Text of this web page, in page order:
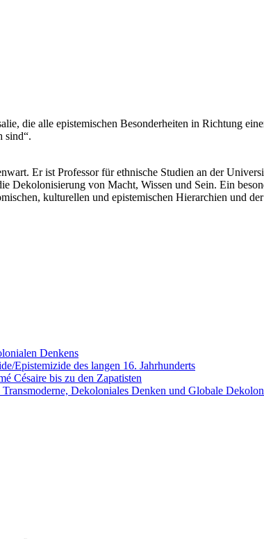
die alle epistemischen Besonderheiten in Richtung
sind“.
Er ist Professor für ethnische Studien an der
von Macht, Wissen und Sein. Ein
kulturellen und epistemischen Hierarchien und
Denkens
Epistemizide des langen 16. Jahrhunderts
Césaire bis zu den Zapatisten
Dekoloniales Denken und Globale